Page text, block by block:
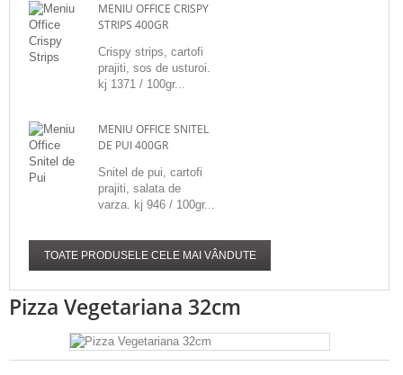
MENIU OFFICE CRISPY
STRIPS 400GR
Crispy strips, cartofi
prajiti, sos de usturoi.
kj 1371 / 100gr...
MENIU OFFICE SNITEL
DE PUI 400GR
Snitel de pui, cartofi
prajiti, salata de
varza. kj 946 / 100gr...
TOATE PRODUSELE CELE MAI VÂNDUTE
Pizza Vegetariana 32cm